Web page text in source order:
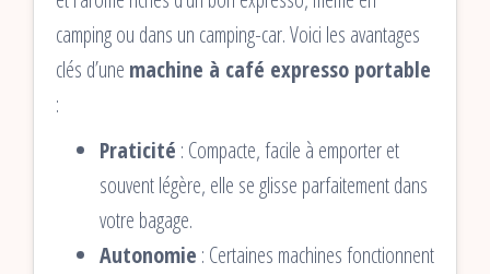
camping ou dans un camping-car. Voici les avantages
clés d’une machine à café expresso portable
:
Praticité : Compacte, facile à emporter et
souvent légère, elle se glisse parfaitement dans
votre bagage.
Autonomie : Certaines machines fonctionnent